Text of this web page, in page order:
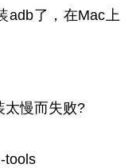
adb了，在Mac上
太慢而失败?
tools